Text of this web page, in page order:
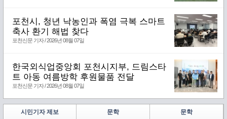
포천시, 청년 낙농인과 폭염 극복 스마트
축사 환기 해법 찾다
포천신문 기자 / 2026년 08월 07일
한국외식업중앙회 포천시지부, 드림스타
트 아동 여름방학 후원물품 전달
포천신문 기자 / 2026년 08월 07일
시민기자 제보 문학 문학